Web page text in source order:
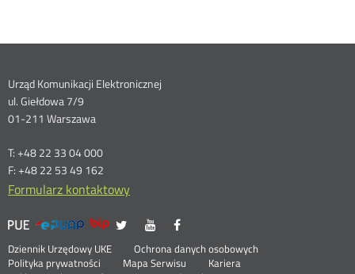
Dane
kontaktowe
Urząd Komunikacji Elektronicznej
ul. Giełdowa 7/9
01-211 Warszawa
T: +48 22 33 04 000
F: +48 22 53 49 162
Formularz kontaktowy
UKE
Serwisy
>Social
UKE
portalu
Twitter
Otwórz
nowym
oknie
UKE
portalu
Youtube
Otwórz
nowym
oknie
portalu
Facebook
nowym
oknie
Menu
Dziennik Urzędowy UKE Otwórz
Ochrona danych osobowych
Polityka prywatności
Mapa Serwisu Kariera